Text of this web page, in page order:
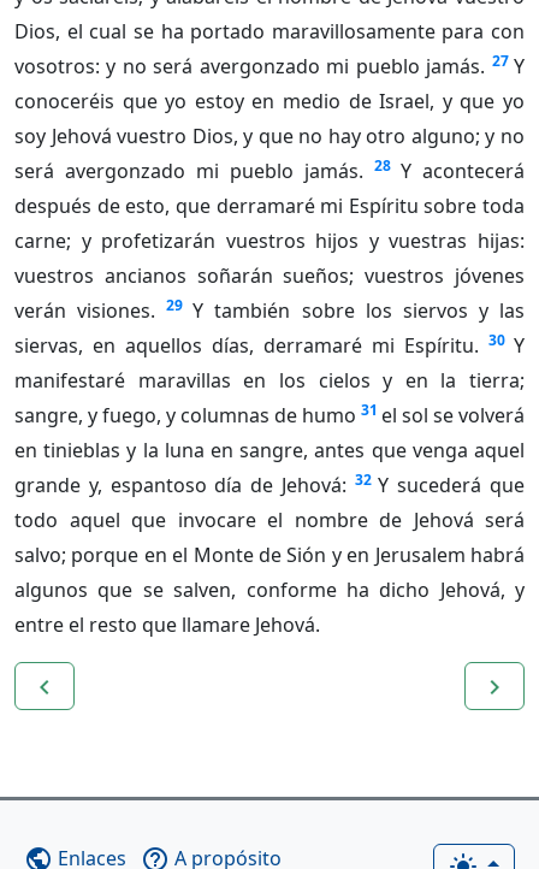
Dios, el cual se ha portado maravillosamente para con
vosotros: y no será avergonzado mi pueblo jamás. 27 Y
conoceréis que yo estoy en medio de Israel, y que yo
soy Jehová vuestro Dios, y que no hay otro alguno; y no
será avergonzado mi pueblo jamás. 28 Y acontecerá
después de esto, que derramaré mi Espíritu sobre toda
carne; y profetizarán vuestros hijos y vuestras hijas:
vuestros ancianos soñarán sueños; vuestros jóvenes
verán visiones.
29 Y también sobre los siervos y las
siervas, en aquellos días, derramaré mi Espíritu. 30 Y
manifestaré maravillas en los cielos y en la tierra;
sangre, y fuego, y columnas de humo 31 el sol se volverá
en tinieblas y la luna en sangre, antes que venga aquel
grande y, espantoso día de Jehová: 32 Y sucederá que
todo aquel que invocare el nombre de Jehová será
salvo; porque en el Monte de Sión y en Jerusalem habrá
algunos que se salven, conforme ha dicho Jehová, y
entre el resto que llamare Jehová.
navigate_before navigate_next
public Enlaces help_outline A propósito